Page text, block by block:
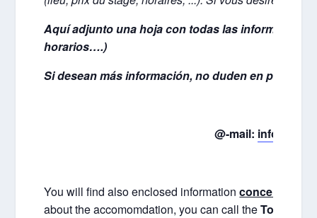
Aquí adjunto una hoja con todas las
horarios….)
Si desean más información, no duden en
@-mail:
You will find also enclosed informationconcerning
about the accomomdation, you can call theTourism